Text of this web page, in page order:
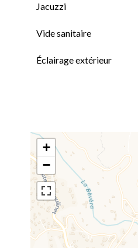
Jacuzzi
Vide sanitaire
Éclairage extérieur
+
−